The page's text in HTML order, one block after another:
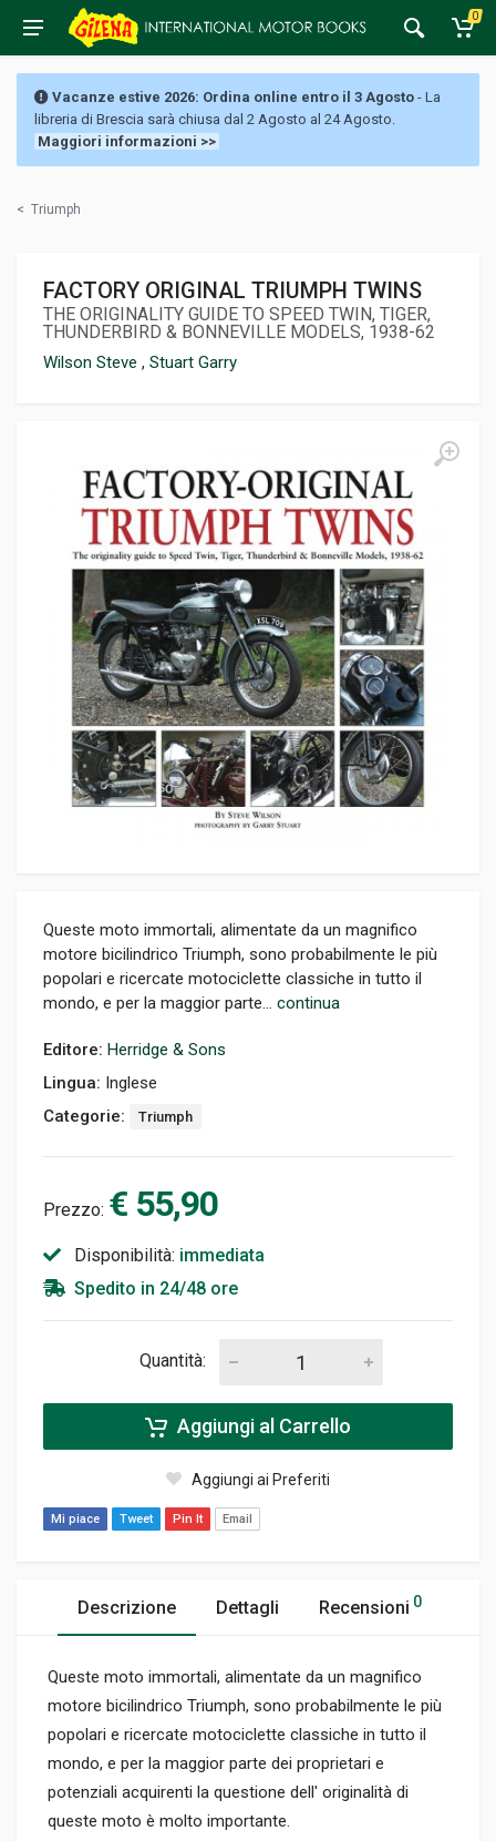
0
Vacanze estive 2026: Ordina online entro il 3 Agosto - La
libreria di Brescia sarà chiusa dal 2 Agosto al 24 Agosto.
Maggiori informazioni >>
< Triumph
FACTORY ORIGINAL TRIUMPH TWINS
THE ORIGINALITY GUIDE TO SPEED TWIN, TIGER,
THUNDERBIRD & BONNEVILLE MODELS, 1938-62
Wilson Steve , Stuart Garry
Queste moto immortali, alimentate da un magnifico
motore bicilindrico Triumph, sono probabilmente le più
popolari e ricercate motociclette classiche in tutto il
mondo, e per la maggior parte... continua
Editore: Herridge & Sons
Lingua: Inglese
Categorie:
Triumph
Prezzo: € 55,90
Disponibilità: immediata
Spedito in 24/48 ore
Quantità:
Aggiungi al Carrello
Aggiungi ai Preferiti
Mi piace Tweet Pin It Email
Descrizione Dettagli Recensioni 0
Queste moto immortali, alimentate da un magnifico
motore bicilindrico Triumph, sono probabilmente le più
popolari e ricercate motociclette classiche in tutto il
mondo, e per la maggior parte dei proprietari e
potenziali acquirenti la questione dell' originalità di
queste moto è molto importante.